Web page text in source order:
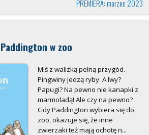
PREMIERA: marzec 2023
Paddington w zoo
Miś z walizką pełną przygód.
Pingwiny jedzą ryby. A lwy?
Papugi? Na pewno nie kanapki z
marmoladą! Ale czy na pewno?
Gdy Paddington wybiera się do
zoo, okazuje się, że inne
zwierzaki też mają ochotę n...